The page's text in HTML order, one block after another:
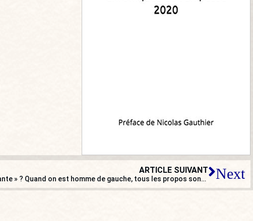
ARTICLE SUIVANT
Christine Kelly, une « servante » ? Quand on est homme de gauche, tous les propos sont permis ! Next